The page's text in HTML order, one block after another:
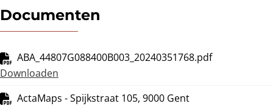
Documenten
ABA_44807G088400B003_20240351768.pdf
Downloaden
ActaMaps - Spijkstraat 105, 9000 Gent